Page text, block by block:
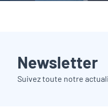
Newsletter
Suivez toute notre